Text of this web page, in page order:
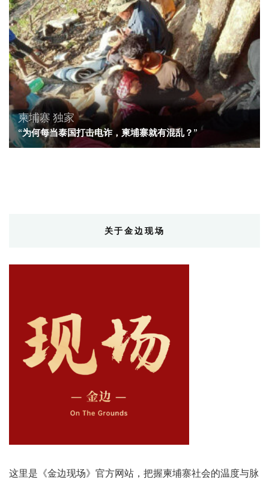
柬埔寨 独家
“为何每当泰国打击电诈，柬埔寨就有混乱？”
关于金边现场
这里是《金边现场》官方网站，把握柬埔寨社会的温度与脉